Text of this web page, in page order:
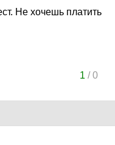
Не хочешь платить
1 /0